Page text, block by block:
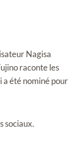
Nagisa
raconte les
a été nominé pour
sociaux.